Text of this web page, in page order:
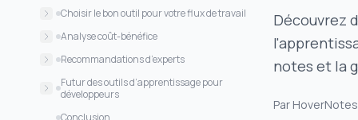
Comment fonctionne HoverNotes
Fonctionnalités clés pour les
développeurs
Compatibilité des plateformes
Tarification et abonnements
Retour des utilisateurs et performances
Choisir le bon outil pour votre flux de travail
Pour un apprentissage intensif par
vidéo
Pour le développement centré sur l’IDE
Pour des styles d’apprentissage flexibles
Pour une intégration complète au
Analyse coût-bénéfice
Investissement HoverNotes
Coûts des autres outils
Retour sur investissement
Recommandations d’experts
Pour étudiants en bootcamp et
reconversions professionnelles
Pour développeurs en activité
Futur des outils d’apprentissage pour
développeurs
Avancées dans l’intégration de l’IA
Conclusion
Découvrez
notes et la
Par